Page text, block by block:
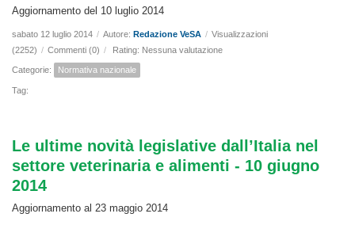
Aggiornamento del 10 luglio 2014
sabato 12 luglio 2014 / Autore: Redazione VeSA / Visualizzazioni
(2252) / Commenti (0) / Rating: Nessuna valutazione
Categorie: Normativa nazionale
Tag:
Le ultime novità legislative dall’Italia nel
settore veterinaria e alimenti - 10 giugno
2014
Aggiornamento al 23 maggio 2014